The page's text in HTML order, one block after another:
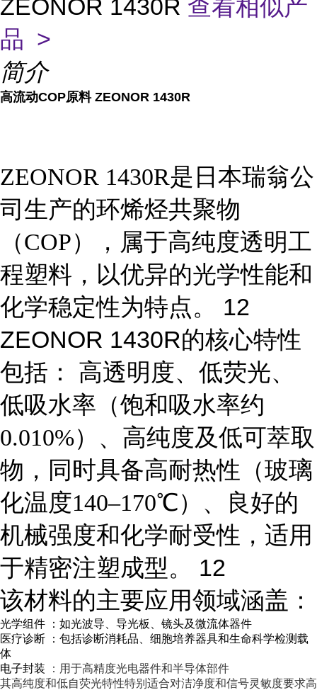
ZEONOR 1430R 查看相似产
品 >
简介
高流动COP原料 ZEONOR 1430R
ZEONOR 1430R是 日本瑞翁公
司 生产的环烯烃共聚物
（COP），属于高纯度透明工
程塑料 ，以优异的光学性能和
化学稳定性为特点。 12
ZEONOR 1430R的核心特性
包括：
高透明度、低荧光、
低吸水率（饱和吸水率约
0.010%）、高纯度及低可萃取
物，同时具备高耐热性（玻璃
化温度140–170℃）、良好的
机械强度和化学耐受性 ，适用
于精密注塑成型。 12
该材料的主要应用领域涵盖：
光学组件 ：如光波导 导光板 镜头及微流体器件
医疗诊断 ：包括诊断消耗品 细胞培养器具和生命科学检测载
体
电子封装 ：用于高精度光电器件和半导体部件
其高纯度和低自荧光特性特别适合对洁净度和信号灵敏度要求高